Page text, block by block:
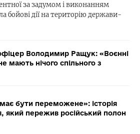
за задумом і виконанням
бойові дії на територію держави-
Володимир Ращук: «Воєнні
мають нічого спільного з
бути переможене»: історія
який пережив російський полон